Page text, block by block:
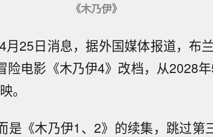
《木乃伊》
25日消息，据外国媒体报道，布
险电影《木乃伊4》改档，从2028
。
是《木乃伊1、2》的续集，跳过第